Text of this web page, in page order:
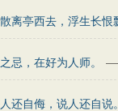
离亭西去，浮生长恨
忌，在好为人师。
还自侮，说人还自说。